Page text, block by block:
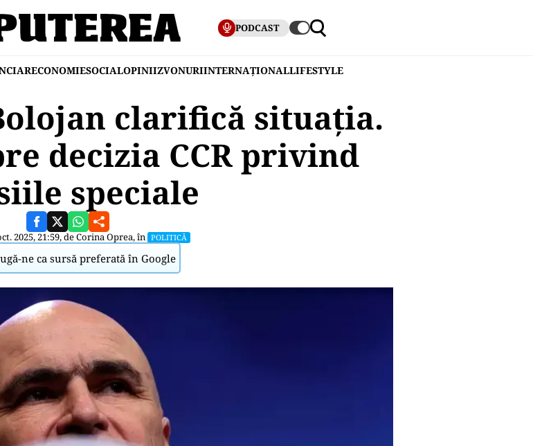
PODCAST
ECONOMIESOCIALOPINIIZVONURIINTERNAȚIONALLIFESTYLE
clarifică situația.
decizia CCR privind
speciale
2025, 21:59, deCorina Oprea, în POLITICĂ
ne ca sursă preferată în Google